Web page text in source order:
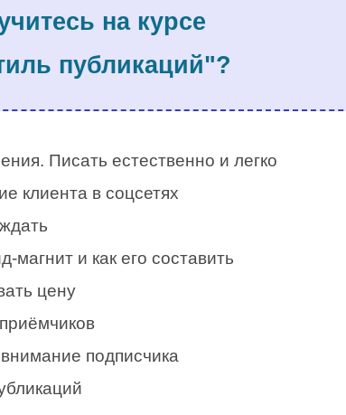
на курсе
публикаций"?
Писать естественно и легко
клиента в соцсетях
магнит и как его составить
цену
подписчика